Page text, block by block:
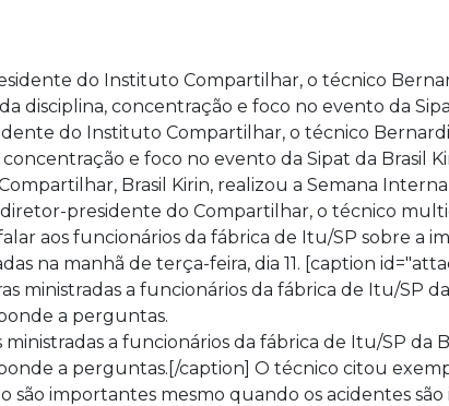
do Instituto Compartilhar, o técnico
concentração e foco no evento da Sipat da Brasil
Brasil Kirin, realizou a Semana
presidente do Compartilhar, o técnico
aos funcionários da fábrica de Itu/SP sobre a
na manhã de terça-feira, dia 11. [caption
ministradas a funcionários da fábrica de Itu/SP da
a perguntas.[/caption] O técnico citou
são importantes mesmo quando os acidentes